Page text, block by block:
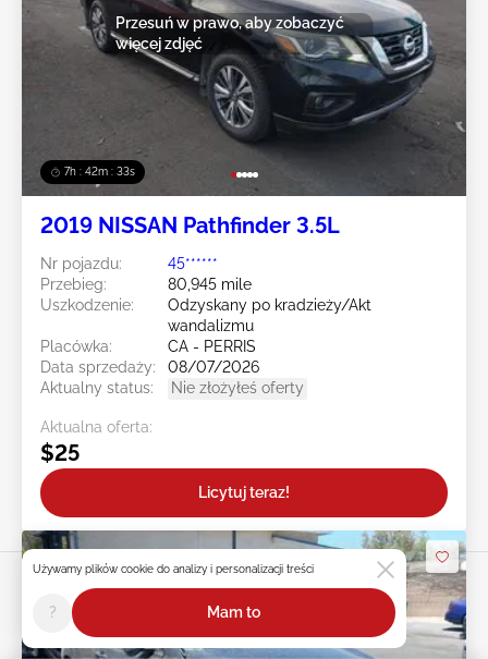
7h : 42m : 31s
Przesuń w prawo, aby zobaczyć
więcej zdjęć
2019 NISSAN Pathfinder 3.5L
Nr pojazdu:
45******
Przebieg:
80,945 mile
Uszkodzenie:
Odzyskany po kradzieży/Akt
wandalizmu
Placówka:
CA - PERRIS
Data sprzedaży:
08/07/2026
Aktualny status:
Nie złożyłeś oferty
Aktualna oferta:
$25
Licytuj teraz!
Używamy plików cookie do analizy i personalizacji treści
? Mam to